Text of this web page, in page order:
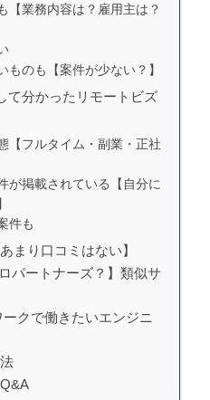
【業務内容は？雇用主は？
ものも【案件が少ない？】
て分かったリモートビズ
【フルタイム・副業・正社
が掲載されている【自分に
件も
まり口コミはない】
パートナーズ？】類似サ
ークで働きたいエンジニ